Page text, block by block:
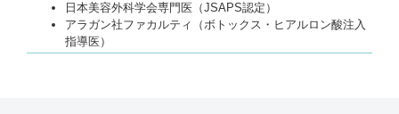
日本美容外科学会専門医（JSAPS認定）
アラガン社ファカルティ（ボトックス・ヒアルロン酸注入
指導医）